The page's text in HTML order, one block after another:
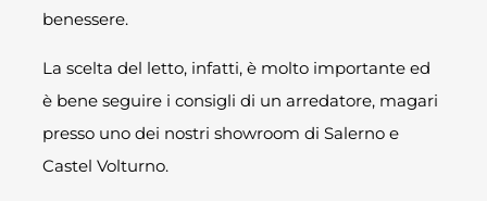
benessere.
La scelta del letto, infatti, è molto importante ed
è bene seguire i consigli di un arredatore, magari
presso uno dei nostri showroom di Salerno e
Castel Volturno.